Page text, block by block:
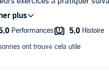
C’est cet aspect qui
intéressants que j’ai lus en
très théoriques. Et on
Cela fait peut-être un